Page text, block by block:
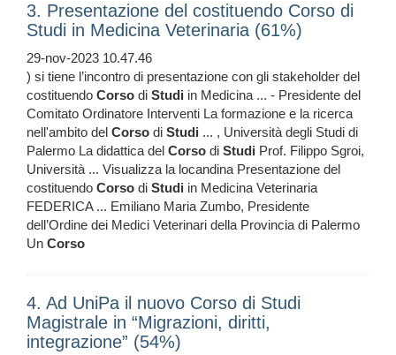
3. Presentazione del costituendo Corso di
Studi in Medicina Veterinaria (61%)
29-nov-2023 10.47.46
) si tiene l’incontro di presentazione con gli stakeholder del
costituendo Corso di Studi in Medicina ... - Presidente del
Comitato Ordinatore Interventi La formazione e la ricerca
nell'ambito del Corso di Studi ... , Università degli Studi di
Palermo La didattica del Corso di Studi Prof. Filippo Sgroi,
Università ... Visualizza la locandina Presentazione del
costituendo Corso di Studi in Medicina Veterinaria
FEDERICA ... Emiliano Maria Zumbo, Presidente
dell’Ordine dei Medici Veterinari della Provincia di Palermo
Un Corso
4. Ad UniPa il nuovo Corso di Studi
Magistrale in “Migrazioni, diritti,
integrazione” (54%)